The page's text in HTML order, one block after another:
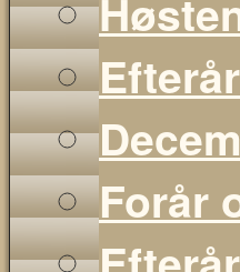
Forår